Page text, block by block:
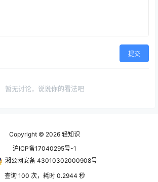
提交
暂无讨论，说说你的看法吧
Copyright © 2026 轻知识
沪ICP备17040295号-1
湘公网安备 43010302000908号
查询 100 次，耗时 0.2944 秒